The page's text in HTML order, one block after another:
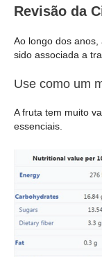
Revisão da
Ao longo dos
sido associada a
Use como um
A fruta tem muito
essenciais.